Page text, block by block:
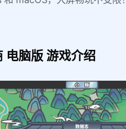
电脑版 游戏介绍